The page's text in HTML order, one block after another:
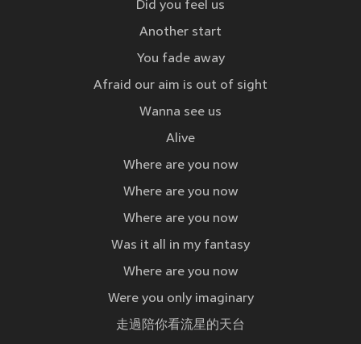
Did you feel us
Another start
You fade away
Afraid our aim is out of sight
Wanna see us
Alive
Where are you now
Where are you now
Where are you now
Was it all in my fantasy
Where are you now
Were you only imaginary
走過陪你看流星的天台